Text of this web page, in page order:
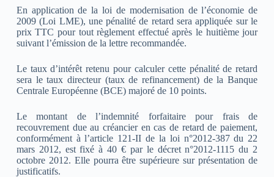
En application de la loi de modernisation de l’économie de
2009 (Loi LME), une pénalité de retard sera appliquée sur le
prix TTC pour tout règlement effectué après le huitième jour
suivant l’émission de la lettre recommandée.
Le taux d’intérêt retenu pour calculer cette pénalité de retard
sera le taux directeur (taux de refinancement) de la Banque
Centrale Européenne (BCE) majoré de 10 points.
Le montant de l’indemnité forfaitaire pour frais de
recouvrement due au créancier en cas de retard de paiement,
conformément à l’article 121-II de la loi n°2012-387 du 22
mars 2012, est fixé à 40 € par le décret n°2012-1115 du 2
octobre 2012. Elle pourra être supérieure sur présentation de
justificatifs.